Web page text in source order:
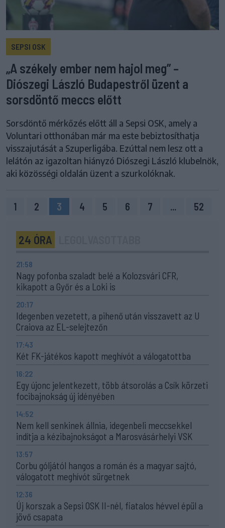
SEPSI OSK
„A székely ember nem hajol meg” –
Diószegi László Budapestről üzent a
sorsdöntő meccs előtt
Sorsdöntő mérkőzés előtt áll a Sepsi OSK, amely a
Voluntari otthonában már ma este bebiztosíthatja
visszajutását a Szuperligába. Ezúttal nem lesz ott a
lelátón az igazoltan hiányzó Diószegi László klubelnök,
aki közösségi oldalán üzent a szurkolóknak.
1 2 3 4 5 6 7 ... 52
24 ÓRA
21:58
Nagy pofonba szaladt belé a Kolozsvári CFR,
kikapott a Győr és a Loki is
20:17
Idegenben vezetett, a pihenő után visszavett az U
Craiova az EL-selejtezőn
17:43
Két FK-játékos kapott meghívót a válogatottba
16:22
Egy újonc jelentkezett, több átsorolás a Csík körzeti
focibajnokság új idényében
14:52
Nem kell senkinek állnia, idegenbeli meccsekkel
indítja a kézibajnokságot a Marosvásárhelyi VSK
13:57
Corbu góljától hangos a román és a magyar sajtó,
válogatott meghívót sürgetnek
12:36
Új korszak a Sepsi OSK II-nél, fiatalos hévvel épül a
jövő csapata